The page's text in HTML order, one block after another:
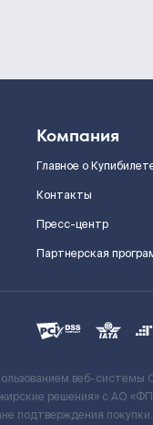
Компания
Главное о
Контакты
Пресс-центр
Партнерская
веб-
решения» c АО
подтверждения